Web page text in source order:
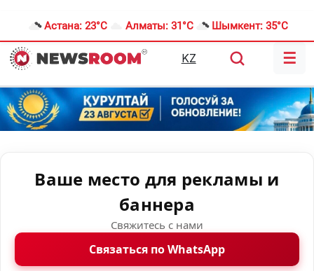
Астана: 23°C Алматы: 31°C Шымкент: 35°C
KZ ☰
Ваше место для рекламы и
баннера
Свяжитесь с нами
Связаться по WhatsApp